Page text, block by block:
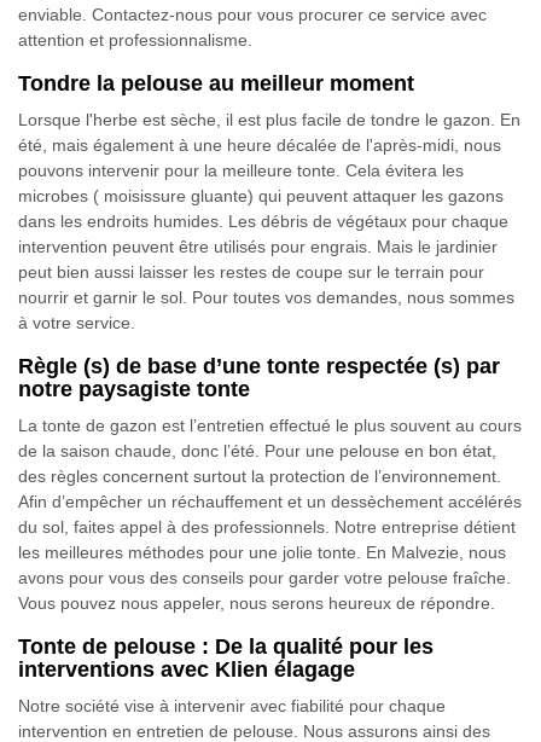
enviable. Contactez-nous pour vous procurer ce service avec
attention et professionnalisme.
Tondre la pelouse au meilleur moment
Lorsque l'herbe est sèche, il est plus facile de tondre le gazon. En
été, mais également à une heure décalée de l'après-midi, nous
pouvons intervenir pour la meilleure tonte. Cela évitera les
microbes ( moisissure gluante) qui peuvent attaquer les gazons
dans les endroits humides. Les débris de végétaux pour chaque
intervention peuvent être utilisés pour engrais. Mais le jardinier
peut bien aussi laisser les restes de coupe sur le terrain pour
nourrir et garnir le sol. Pour toutes vos demandes, nous sommes
à votre service.
Règle (s) de base d’une tonte respectée (s) par
notre paysagiste tonte
La tonte de gazon est l’entretien effectué le plus souvent au cours
de la saison chaude, donc l’été. Pour une pelouse en bon état,
des règles concernent surtout la protection de l’environnement.
Afin d’empêcher un réchauffement et un dessèchement accélérés
du sol, faites appel à des professionnels. Notre entreprise détient
les meilleures méthodes pour une jolie tonte. En Malvezie, nous
avons pour vous des conseils pour garder votre pelouse fraîche.
Vous pouvez nous appeler, nous serons heureux de répondre.
Tonte de pelouse : De la qualité pour les
interventions avec Klien élagage
Notre société vise à intervenir avec fiabilité pour chaque
intervention en entretien de pelouse. Nous assurons ainsi des